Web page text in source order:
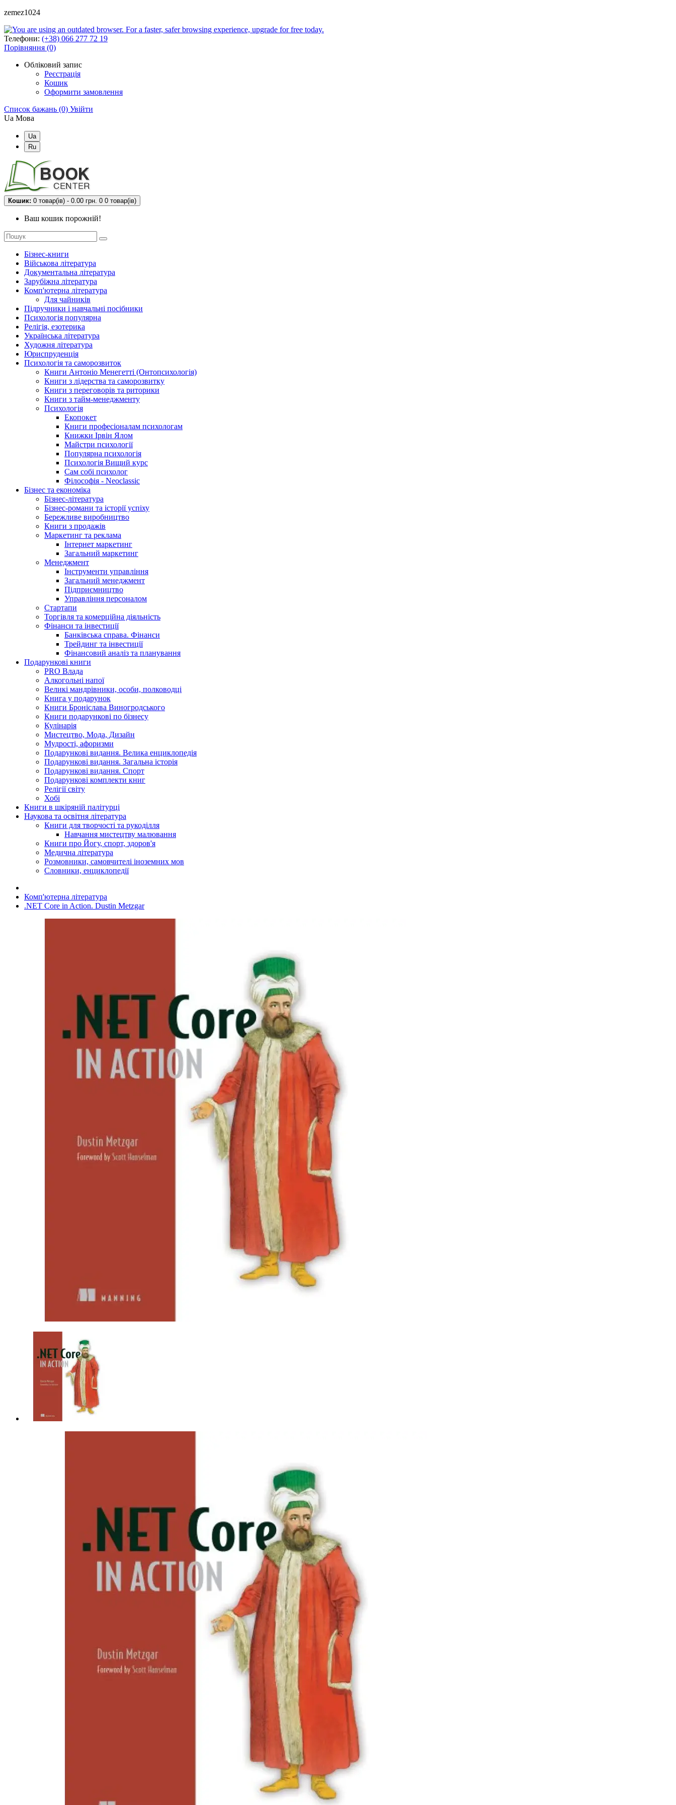
zemez1024
Телефони: (+38) 066 277 72 19
Порівняння (0)
Обліковий запис
Реєстрація
Кошик
Оформити замовлення
Список бажань (0) Увійти
Ua Мова
Ua
Ru
Кошик: 0 товар(ів) - 0.00 грн. 0 0 товар(ів)
Ваш кошик порожній!
Бізнес-книги
Військова література
Документальна література
Зарубіжна література
Комп'ютерна література
Для чайників
Підручники і навчальні посібники
Психологія популярна
Релігія, езотерика
Українська література
Художня література
Юриспруденція
Психологія та саморозвиток
Книги Антоніо Менегетті (Онтопсихологія)
Книги з лідерства та саморозвитку
Книги з переговорів та риторики
Книги з тайм-менеджменту
Психологія
Екопокет
Книги професіоналам психологам
Книжки Ірвін Ялом
Майстри психології
Популярна психологія
Психологія Вищий курс
Сам собі психолог
Філософія - Neoclassic
Бізнес та економіка
Бізнес-література
Бізнес-романи та історії успіху
Бережливе виробництво
Книги з продажів
Маркетинг та реклама
Інтернет маркетинг
Загальний маркетинг
Менеджмент
Інструменти управління
Загальний менеджмент
Підприємництво
Управління персоналом
Стартапи
Торгівля та комерційна діяльність
Фінанси та інвестиції
Банківська справа. Фінанси
Трейдинг та інвестиції
Фінансовий аналіз та планування
Подарункові книги
PRO Влада
Алкогольні напої
Великі мандрівники, особи, полководці
Книга у подарунок
Книги Броніслава Виногродського
Книги подарункові по бізнесу
Кулінарія
Мистецтво, Мода, Дизайн
Мудрості, афоризми
Подарункові видання. Велика енциклопедія
Подарункові видання. Загальна історія
Подарункові видання. Спорт
Подарункові комплекти книг
Релігії світу
Хобі
Книги в шкіряній палітурці
Наукова та освітня література
Книги для творчості та рукоділля
Навчання мистецтву малювання
Книги про Йогу, спорт, здоров'я
Медична література
Розмовники, самовчителі іноземних мов
Словники, енциклопедії
Комп'ютерна література
.NET Core in Action. Dustin Metzgar